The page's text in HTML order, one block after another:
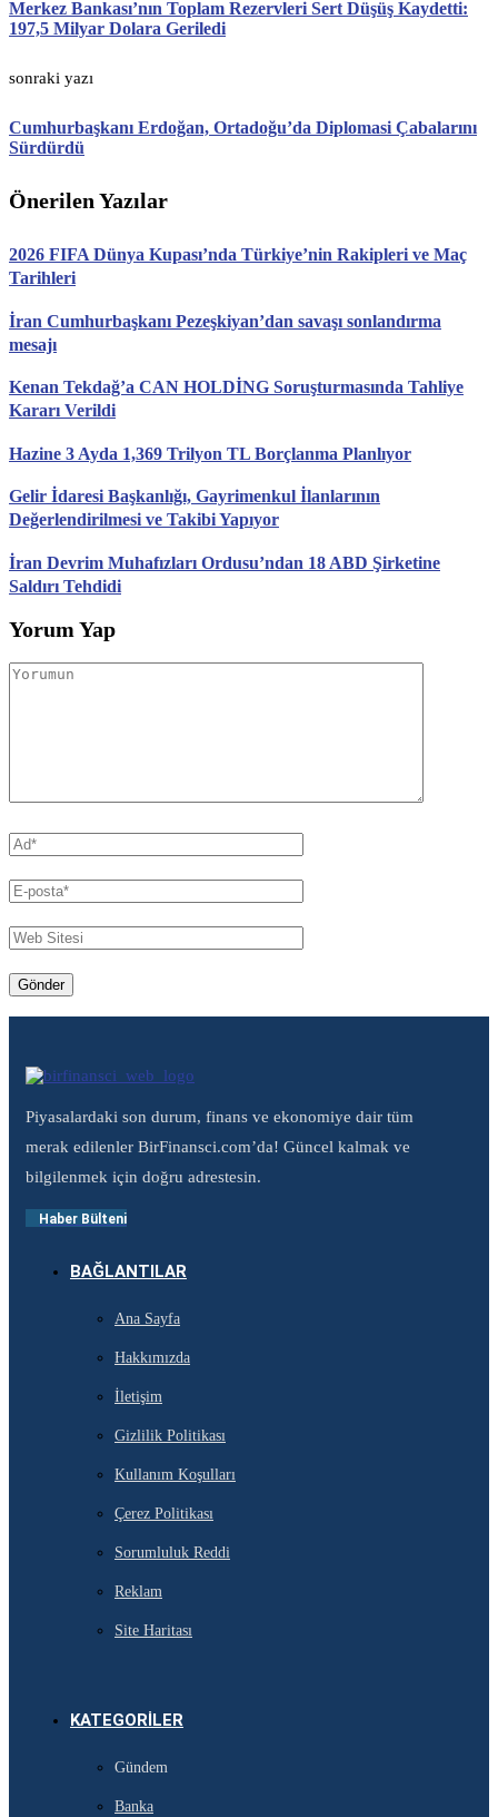
Merkez Bankası’nın Toplam Rezervleri Sert Düşüş Kaydetti:
197,5 Milyar Dolara Geriledi
sonraki yazı
Cumhurbaşkanı Erdoğan, Ortadoğu’da Diplomasi Çabalarını
Sürdürdü
Önerilen Yazılar
2026 FIFA Dünya Kupası’nda Türkiye’nin Rakipleri ve Maç
Tarihleri
İran Cumhurbaşkanı Pezeşkiyan’dan savaşı sonlandırma
mesajı
Kenan Tekdağ’a CAN HOLDİNG Soruşturmasında Tahliye
Kararı Verildi
Hazine 3 Ayda 1,369 Trilyon TL Borçlanma Planlıyor
Gelir İdaresi Başkanlığı, Gayrimenkul İlanlarının
Değerlendirilmesi ve Takibi Yapıyor
İran Devrim Muhafızları Ordusu’ndan 18 ABD Şirketine
Saldırı Tehdidi
Yorum Yap
Piyasalardaki son durum, finans ve ekonomiye dair tüm
merak edilenler BirFinansci.com’da! Güncel kalmak ve
bilgilenmek için doğru adrestesin.
Haber Bülteni
BAĞLANTILAR
Ana Sayfa
Hakkımızda
İletişim
Gizlilik Politikası
Kullanım Koşulları
Çerez Politikası
Sorumluluk Reddi
Reklam
Site Haritası
KATEGORILER
Gündem
Banka